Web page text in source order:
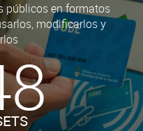
públicos en formatos
modificarlos y